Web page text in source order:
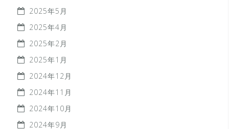
2025年5月
2025年4月
2025年2月
2025年1月
2024年12月
2024年11月
2024年10月
2024年9月